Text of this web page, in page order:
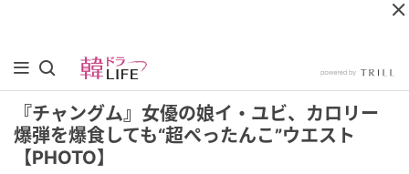
『チャングム』女優の娘イ・ユビ、カロリー
爆弾を爆食しても“超ぺったんこ”ウエスト
【PHOTO】